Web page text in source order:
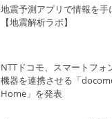
地震予測アプリで情報を
【地震解析ラボ】
NTTドコモ、スマートフォ
機器を連携させる「
Home」を発表